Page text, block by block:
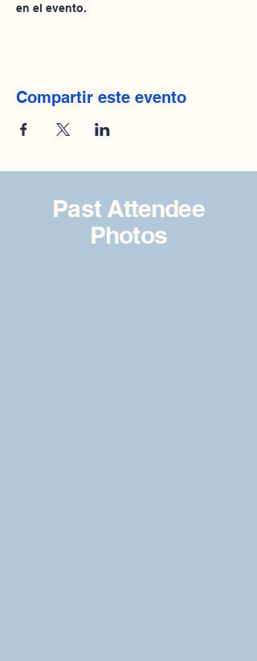
en el evento.
Compartir este evento
Past Attendee
Photos